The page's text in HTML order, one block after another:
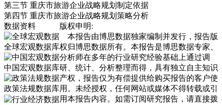
第三节 重庆市旅游企业战略规划制定依据
第四节 重庆市旅游企业战略规划策略分析
数据资料
全球宏观数据库
中国宏观数据库
政策法规数据库
版权申明:
本报告由博思数据独家编制并发行，报告版
权归博思数据所有。本报告是博思数据专家、
分析师在多年的行业研究经验基础上通过调
研、统计、分析整理而得，具有独立自主知识
产权，报告仅为有偿提供给购买报告的客户使
用。未经授权，任何网站或媒体不得转载或引
用本报告内容。如需订阅研究报告，请直接拨